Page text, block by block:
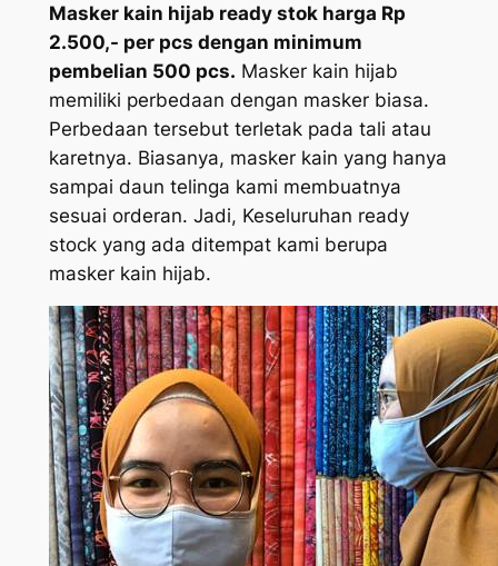
Masker kain hijab ready stok harga Rp
2.500,- per pcs dengan minimum
pembelian 500 pcs. Masker kain hijab
memiliki perbedaan dengan masker biasa.
Perbedaan tersebut terletak pada tali atau
karetnya. Biasanya, masker kain yang hanya
sampai daun telinga kami membuatnya
sesuai orderan. Jadi, Keseluruhan ready
stock yang ada ditempat kami berupa
masker kain hijab.